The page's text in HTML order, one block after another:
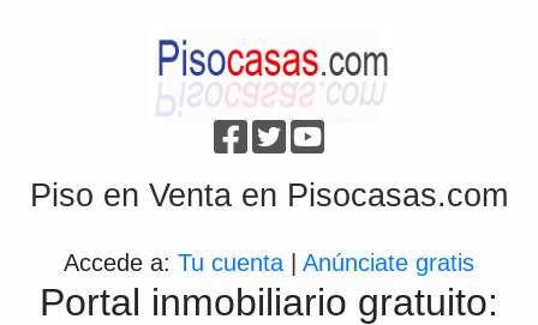
Piso en Venta en Pisocasas.com
Accede a: Tu cuenta Anúnciate gratis
Portal inmobiliario gratuito: